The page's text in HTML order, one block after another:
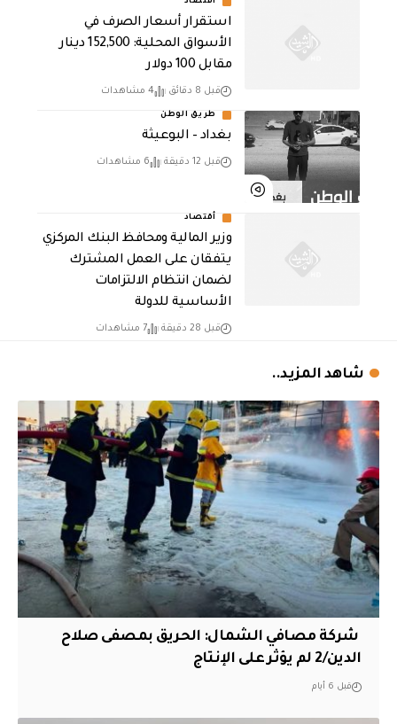
أقتصاد
استقرار أسعار الصرف في
الأسواق المحلية: 152,500 دينار
مقابل 100 دولار
قبل 8 دقائق 4 مشاهدات
طريق الوطن
بغداد – البوعيثة
قبل 12 دقيقة 6 مشاهدات
أقتصاد
وزير المالية ومحافظ البنك المركزي
يتفقان على العمل المشترك
لضمان انتظام الالتزامات
الأساسية للدولة
قبل 28 دقيقة 7 مشاهدات
شاهد المزيد..
‏ شركة مصافي الشمال: الحريق بمصفى صلاح
الدين/2 لم يؤثر على الإنتاج
قبل 6 أيام